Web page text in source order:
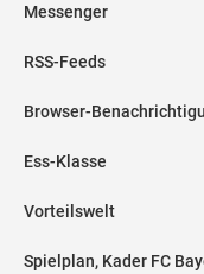
Messenger
RSS-Feeds
Browser-
Ess-Klasse
Vorteilswelt
Spielplan, Kader FC